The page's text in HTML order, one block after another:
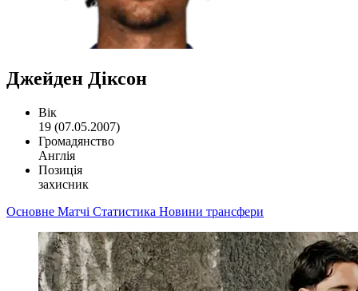
Джейден Діксон
Вік
19 (07.05.2007)
Громадянство
Англія
Позиція
захисник
Основне Матчі Статистика Новини трансфери